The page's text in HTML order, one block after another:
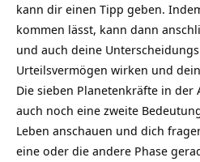
kann dir einen Tipp geben.
kommen lässt, kann dann
und auch deine
Urteilsvermögen wirken und
Die sieben Planetenkräfte in der
auch noch eine zweite
Leben anschauen und dich
eine oder die andere Phase